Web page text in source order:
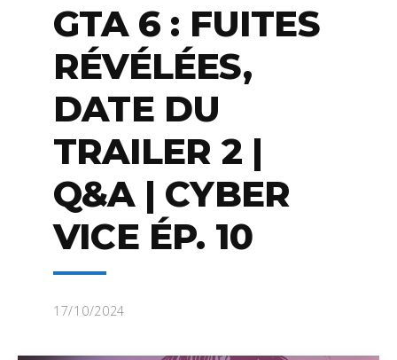
GTA 6 : FUITES
RÉVÉLÉES,
DATE DU
TRAILER 2 |
Q&A | CYBER
VICE ÉP. 10
17/10/2024